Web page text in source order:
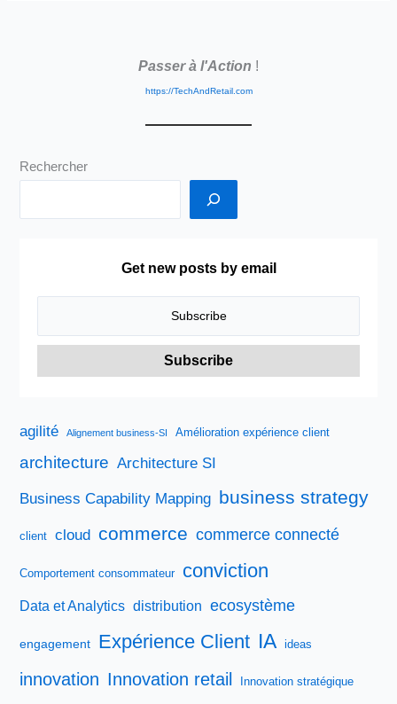
…
Passer à l'Action !
https://TechAndRetail.com
Rechercher
Get new posts by email
agilité Alignement business-SI Amélioration expérience client
architecture Architecture SI
Business Capability Mapping business strategy
client cloud commerce commerce connecté
Comportement consommateur conviction
Data et Analytics distribution ecosystème
engagement Expérience Client IA ideas
innovation Innovation retail Innovation stratégique